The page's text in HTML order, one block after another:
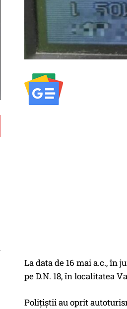
La data de 16 mai a.c.,
pe D.N. 18, în localitatea
Polițiștii au oprit